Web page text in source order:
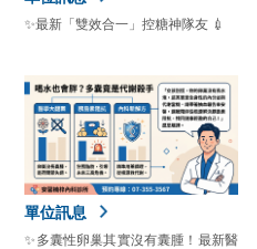
✨最新「雙效合一」控糖神隊友 💉
單位訊息
✨多囊性卵巢其實沒有囊腫！最新醫